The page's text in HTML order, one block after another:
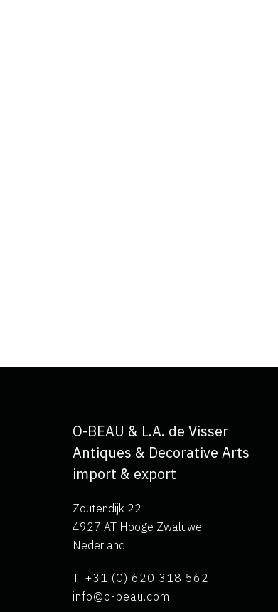
O-BEAU & L.A. de Visser
Antiques & Decorative Arts
import & export
Zoutendijk 22
4927 AT Hooge Zwaluwe
Nederland
T: +31 (0) 620 318 562
info@o-beau.com